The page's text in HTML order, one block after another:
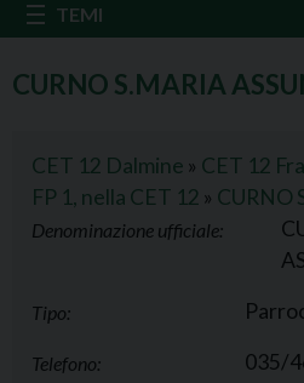
CURNO S.MARIA
CET 12 Dalmine » CET 12
FP 1, nella CET 12 » CURNO
Denominazione ufficiale:
Tipo:
Telefono: 035/